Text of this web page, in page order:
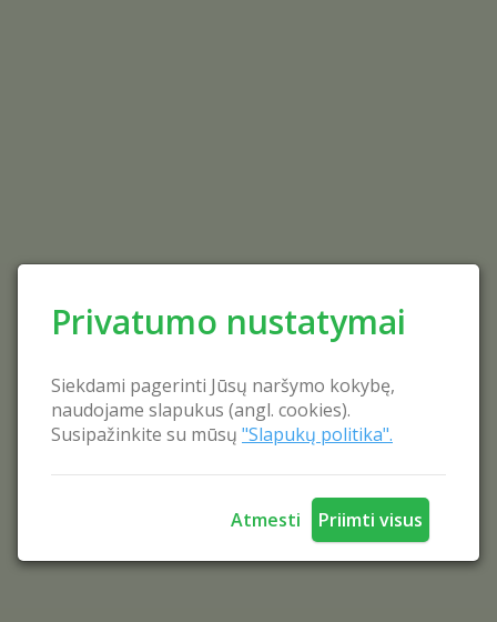
Privatumo nustatymai
Siekdami pagerinti Jūsų naršymo kokybę,
naudojame slapukus (angl. cookies).
Susipažinkite su mūsų "Slapukų politika".
Atmesti Priimti visus